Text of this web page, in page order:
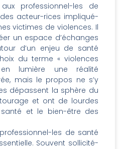
professionnel-les de
acteur-rices impliqué-
victimes de violences. Il
un espace d’échanges
d’un enjeu de santé
du terme « violences
lumière une réalité
mais le propos ne s’y
dépassent la sphère du
et ont de lourdes
et le bien-être des
les de santé
Souvent sollicité-